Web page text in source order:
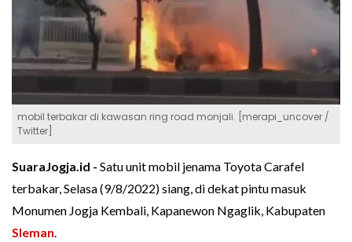
mobil terbakar di kawasan ring road monjali. [merapi_uncover /
Twitter]
SuaraJogja.id - Satu unit mobil jenama Toyota Carafel
terbakar, Selasa (9/8/2022) siang, di dekat pintu masuk
Monumen Jogja Kembali, Kapanewon Ngaglik, Kabupaten
Sleman.